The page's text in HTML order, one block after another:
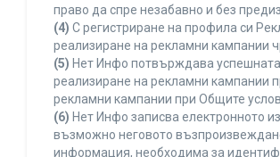
право да спре незабавно и без
(4) С регистриране на профила си
реализиране на рекламни кампании
(5) Нет Инфо потвърждава
реализиране на рекламни кампании
рекламни кампании при Общите
(6) Нет Инфо записва електронното
възможно неговото
информация, необходима за